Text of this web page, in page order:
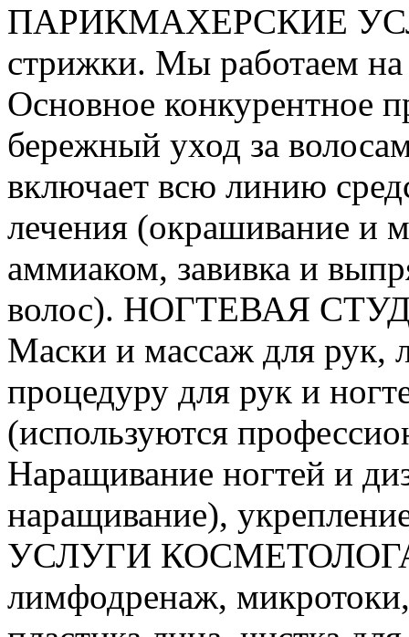
ПАРИКМАХЕРСКИЕ
стрижки. Мы работаем на
Основное конкурентное
бережный уход за
включает всю линию
лечения (окрашивание и
аммиаком, завивка и
волос). НОГТЕВАЯ
Маски и массаж для рук,
процедуру для рук и
(используются
Наращивание ногтей и
наращивание),
УСЛУГИ КОСМЕТОЛОГА.
лимфодренаж,